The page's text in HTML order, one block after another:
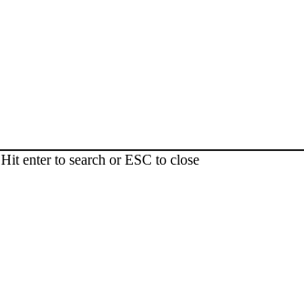
Hit enter to search or ESC to close